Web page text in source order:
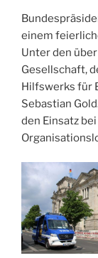
einem
Unter den
Gesellschaft,
Hilfswerks für
Sebastian
den Einsatz